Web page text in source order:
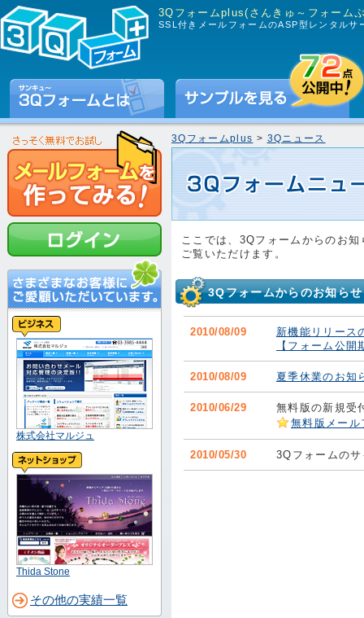
3Qフォームplus(さんきゅ～フォーム
SSL付きメールフォームのASP型レンタルサ
3Qフォームplus > 3Qニュース
ここでは、3Qフォームからのお
ご覧いただけます。
3Qフォームからのお知らせ
2010/08/09
新機能リリース
【フォーム公
2010/08/09 夏季休業のお知
2010/06/29
無料版の新規受
無料版メー
2010/05/30 3Qフォームの
株式会社マルジュ
Thida Stone
その他の実績一覧